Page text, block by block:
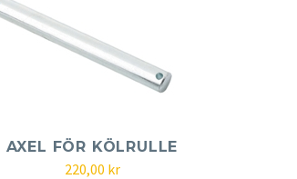
AXEL FÖR KÖLRULLE
220,00 kr